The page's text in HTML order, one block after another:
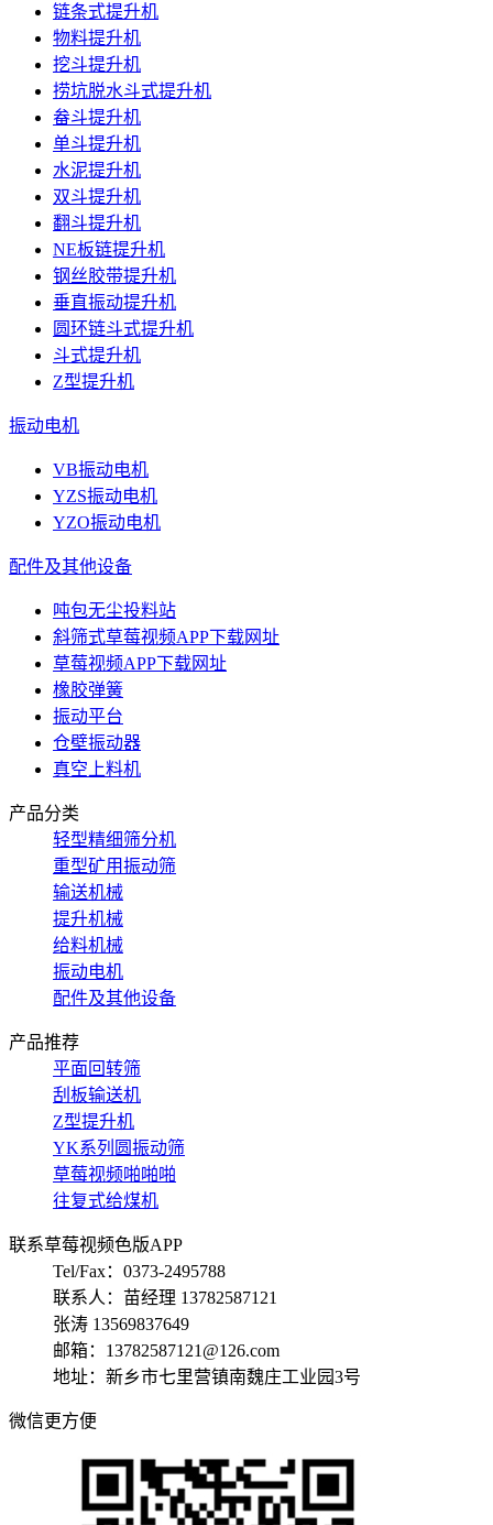
链条式提升机
物料提升机
挖斗提升机
捞坑脱水斗式提升机
畚斗提升机
单斗提升机
水泥提升机
双斗提升机
翻斗提升机
NE板链提升机
钢丝胶带提升机
垂直振动提升机
圆环链斗式提升机
斗式提升机
Z型提升机
振动电机
VB振动电机
YZS振动电机
YZO振动电机
配件及其他设备
吨包无尘投料站
斜筛式草莓视频APP下载网址
草莓视频APP下载网址
橡胶弹簧
振动平台
仓壁振动器
真空上料机
产品分类
轻型精细筛分机
重型矿用振动筛
输送机械
提升机械
给料机械
振动电机
配件及其他设备
产品推荐
平面回转筛
刮板输送机
Z型提升机
YK系列圆振动筛
草莓视频啪啪啪
往复式给煤机
联系草莓视频色版APP
Tel/Fax：0373-2495788
联系人：苗经理 13782587121
张涛 13569837649
邮箱：13782587121@126.com
地址：新乡市七里营镇南魏庄工业园3号
微信更方便